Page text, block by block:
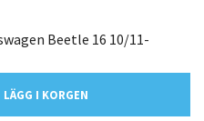
Beetle 16 10/11-
LÄGG I KORGEN